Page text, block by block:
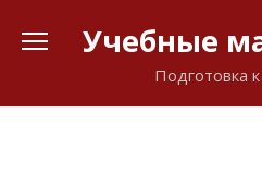
Учебные
Подготовка